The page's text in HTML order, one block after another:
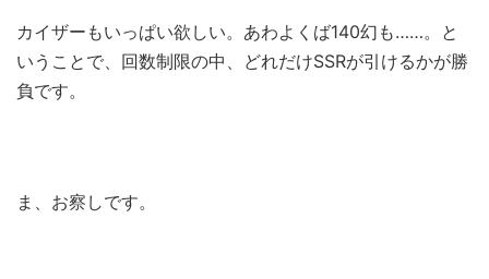
カイザーもいっぱい欲しい。あわよくば140幻も……。と
いうことで、回数制限の中、どれだけSSRが引けるかが勝
負です。
ま、お察しです。